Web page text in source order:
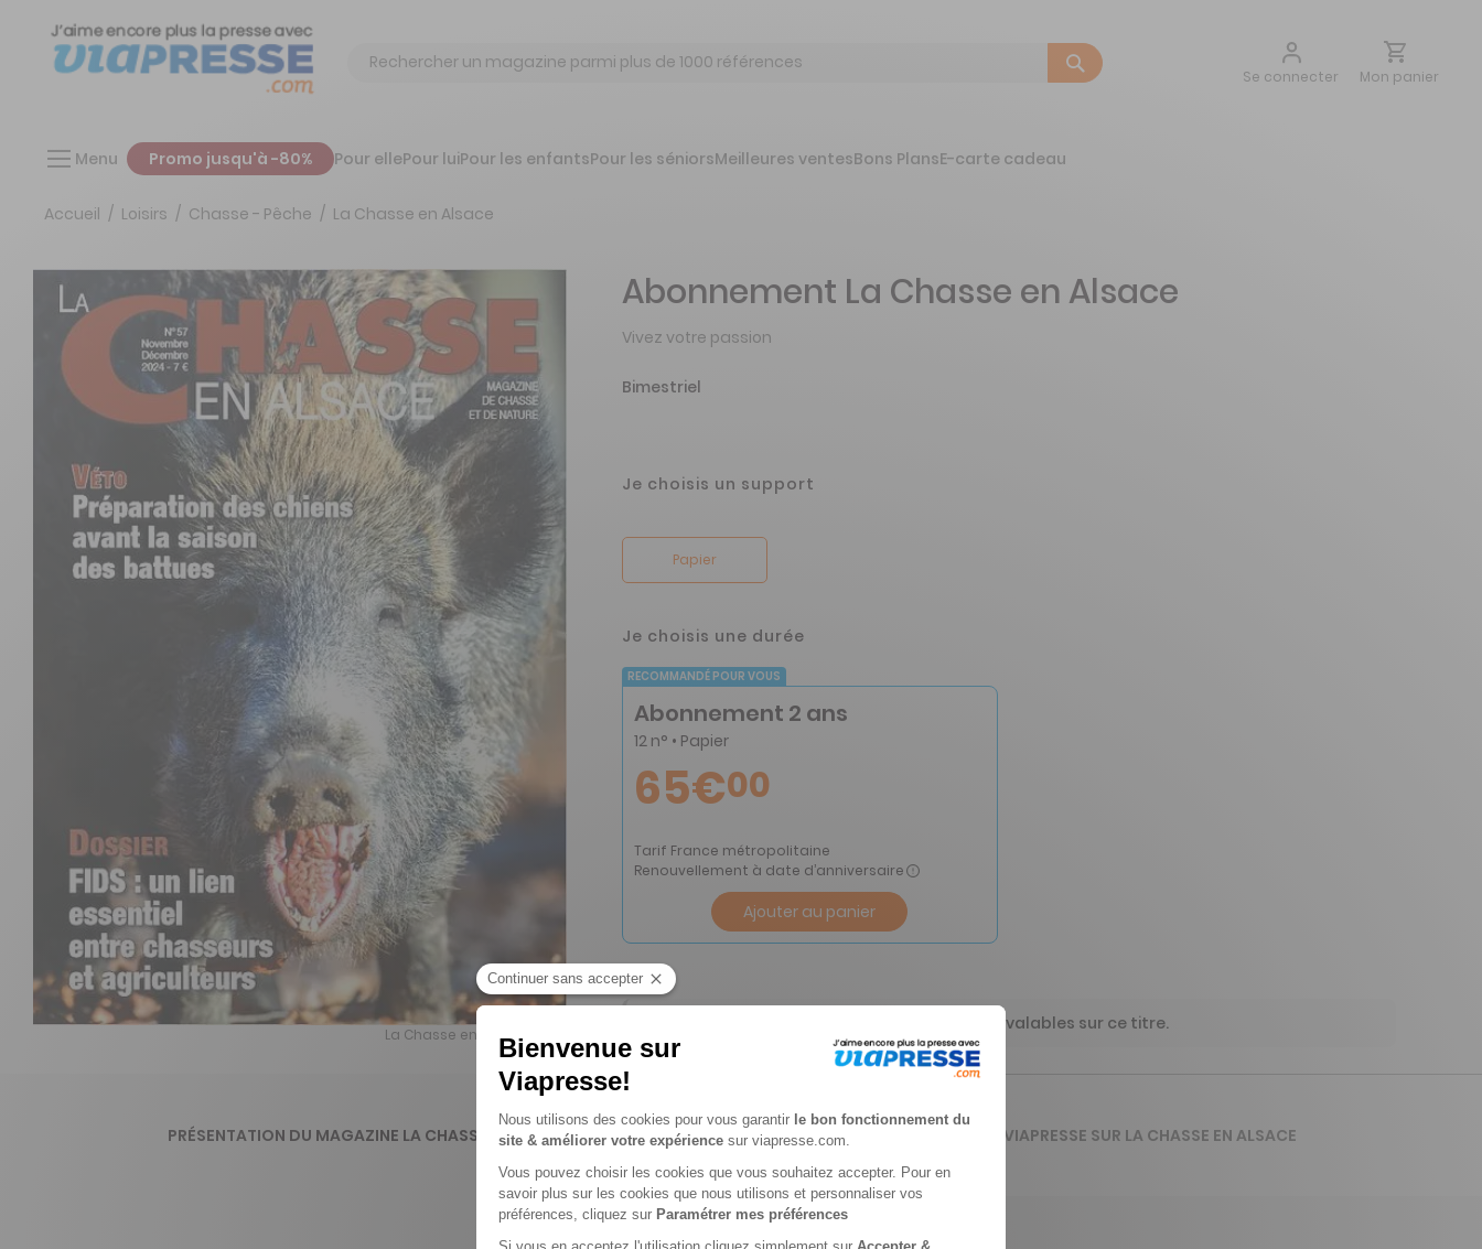
Chercher
Se connecter
Aller
Mon panier
Menu Promo jusqu'à -80% Pour ellePour luiPour les enfantsPour les séniorsMeilleures ventesBons PlansE-carte cadeau
Accueil Loisirs Chasse - Pêche La Chasse en Alsace
La Chasse en Alsace n° 67
Abonnement La Chasse en Alsace
Vivez votre passion
Bimestriel
Je choisis un support
Papier
Je choisis une durée
RECOMMANDÉ POUR VOUS
Abonnement 2 ans
12 n° • Papier
65€00
Tarif France métropolitaine
Renouvellement à date d’anniversaire
Ajouter au panier
les codes promotionnels ne sont pas valables sur ce titre.
PRÉSENTATION DU MAGAZINE LA CHASSE EN ALSACE L'AVIS DE VIAPRESSE SUR LA CHASSE EN ALSACE